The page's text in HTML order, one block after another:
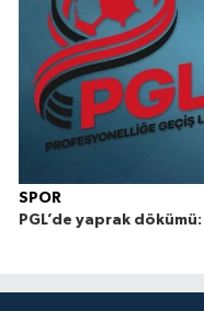
SPOR
PGL’de yaprak